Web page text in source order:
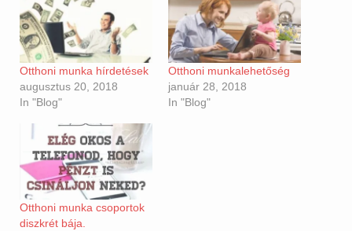
Otthoni munka hírdetések
augusztus 20, 2018
In "Blog"
Otthoni munkalehetőség
január 28, 2018
In "Blog"
Otthoni munka csoportok
diszkrét bája.